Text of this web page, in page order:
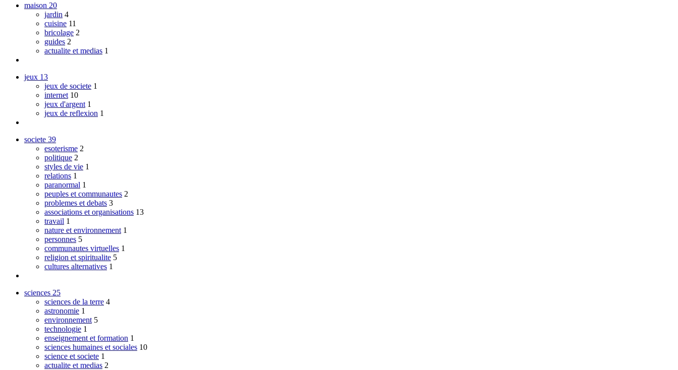
maison 20
jardin 4
cuisine 11
bricolage 2
guides 2
actualite et medias 1
jeux 13
jeux de societe 1
internet 10
jeux d'argent 1
jeux de reflexion 1
societe 39
esoterisme 2
politique 2
styles de vie 1
relations 1
paranormal 1
peuples et communautes 2
problemes et debats 3
associations et organisations 13
travail 1
nature et environnement 1
personnes 5
communautes virtuelles 1
religion et spiritualite 5
cultures alternatives 1
sciences 25
sciences de la terre 4
astronomie 1
environnement 5
technologie 1
enseignement et formation 1
sciences humaines et sociales 10
science et societe 1
actualite et medias 2